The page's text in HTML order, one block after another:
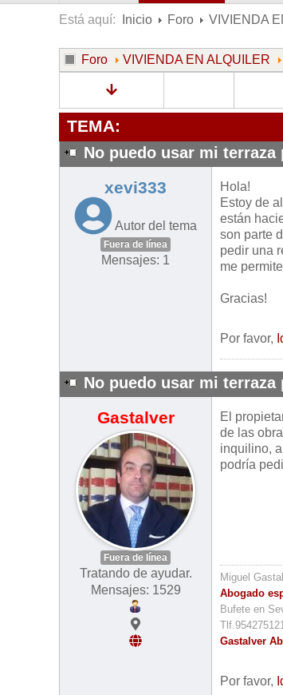
Está aquí: Inicio Foro VIVIENDA
Foro VIVIENDA EN ALQUILER
TEMA:
No puedo usar mi
xevi333
Autor del tema
Fuera de línea
Mensajes: 1
Hola!
Estoy de
están
son parte
pedir una
me
Gracias!
Por favor,
No puedo usar mi
Gastalver
Fuera de línea
Tratando de ayudar.
Mensajes: 1529
El
de las
inquilino,
podría
Miguel
Abogado
Bufete en
Gastalver
Por favor,